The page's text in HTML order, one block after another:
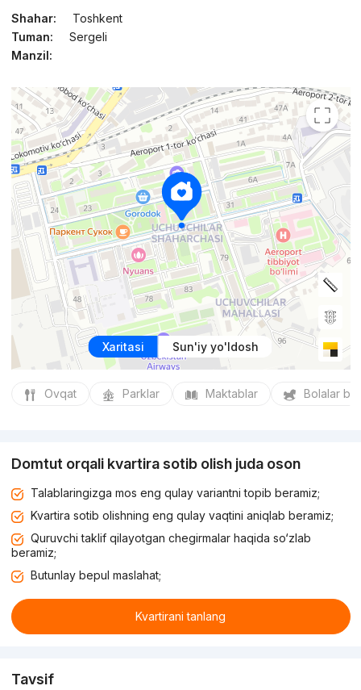
Shahar:
Toshkent
Tuman:
Sergeli
Manzil:
Xaritasi Sun'iy yo'ldosh
Ovqat Parklar Maktablar Bolalar
Domtut orqali kvartira sotib olish juda oson
Talablaringizga mos eng qulay variantni topib beramiz;
Kvartira sotib olishning eng qulay vaqtini aniqlab beramiz;
Quruvchi taklif qilayotgan chegirmalar haqida so‘zlab
beramiz;
Butunlay bepul maslahat;
Kvartirani tanlang
Tavsif